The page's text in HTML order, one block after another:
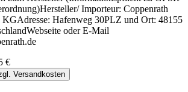
Importeur: Coppenrath
Hafenweg 30PLZ und Ort: 48155
oder E-Mail
€
Versandkosten